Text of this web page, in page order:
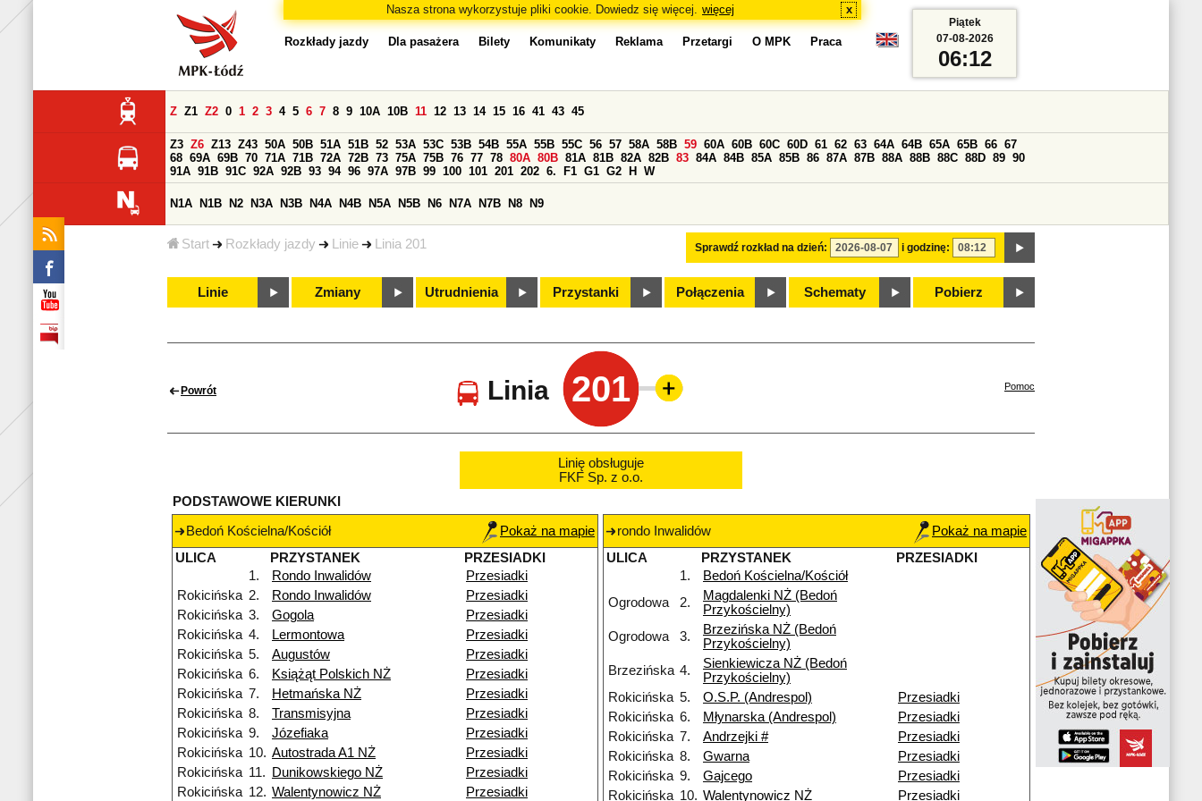
Nasza strona wykorzystuje pliki cookie. Dowiedz się więcej. więcej x
Start Rozkłady jazdy Linie Linia 201
Rozkłady jazdy Dla pasażera Bilety Komunikaty Reklama Przetargi O MPK Praca
Sprawdź rozkład na dzień: i godzinę:
Z Z1 Z2 0 1 2 3 4 5 6 7 8 9 10A 10B 11 12 13 14 15 16 41 43 45
Z3 Z6 Z13 Z43 50A 50B 51A 51B 52 53A 53C 53B 54B 55A 55B 55C 56 57 58A 58B 59 60A 60B 60C 60D 61 62 63 64A 64B 65A 65B 66 67
68 69A 69B 70 71A 71B 72A 72B 73 75A 75B 76 77 78 80A 80B 81A 81B 82A 82B 83 84A 84B 85A 85B 86 87A 87B 88A 88B 88C 88D 89 90
91A 91B 91C 92A 92B 93 94 96 97A 97B 99 100 101 201 202 6. F1 G1 G2 H W
N1A N1B N2 N3A N3B N4A N4B N5A N5B N6 N7A N7B N8 N9
Linie Zmiany Utrudnienia Przystanki Połączenia Schematy Pobierz
Piątek
07-08-2026
06:12
Powrót Linia 201 Pomoc
Linię obsługuje
FKF Sp. z o.o.
PODSTAWOWE KIERUNKI
Bedoń Kościelna/Kościół
Pokaż na mapie
ULICA
PRZYSTANEK
PRZESIADKI
1.
Rondo Inwalidów
Przesiadki
Rokicińska 2. Rondo Inwalidów
Przesiadki
Rokicińska 3. Gogola
Przesiadki
Rokicińska 4. Lermontowa
Przesiadki
Rokicińska 5. Augustów
Przesiadki
Rokicińska 6. Książąt Polskich NŻ
Przesiadki
Rokicińska 7. Hetmańska NŻ
Przesiadki
Rokicińska 8. Transmisyjna
Przesiadki
Rokicińska 9. Józefiaka
Przesiadki
Rokicińska 10. Autostrada A1 NŻ
Przesiadki
Rokicińska 11. Dunikowskiego NŻ
Przesiadki
Rokicińska 12. Walentynowicz NŻ Przesiadki
rondo Inwalidów
Pokaż na mapie
ULICA
PRZYSTANEK
PRZESIADKI
1.
Bedoń Kościelna/Kościół
Ogrodowa
2.
Magdalenki NŻ (Bedoń
Przykościelny)
Ogrodowa
3.
Brzezińska NŻ (Bedoń
Przykościelny)
Brzezińska 4.
Sienkiewicza NŻ (Bedoń
Przykościelny)
Rokicińska 5. O.S.P. (Andrespol)
Przesiadki
Rokicińska 6. Młynarska (Andrespol)
Przesiadki
Rokicińska 7. Andrzejki #
Przesiadki
Rokicińska 8. Gwarna
Przesiadki
Rokicińska 9. Gajcego
Przesiadki
Rokicińska 10. Walentynowicz NŻ Przesiadki